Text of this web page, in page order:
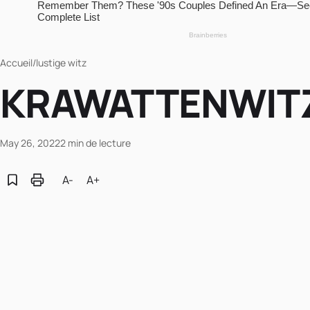
Accueil/lustige witz
May 26, 20222 min de lecture
A- A+